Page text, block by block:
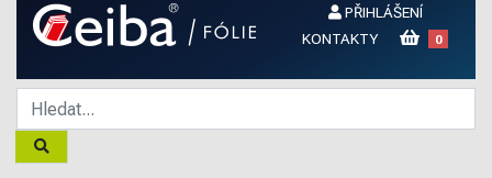
PŘIHLÁŠENÍ
KONTAKTY
0